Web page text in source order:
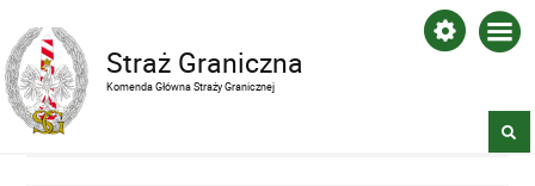
Straż Graniczna
Komenda Główna Straży Granicznej